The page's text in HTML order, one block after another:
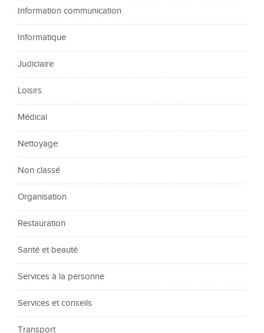
Information communication
Informatique
Judiciaire
Loisirs
Médical
Nettoyage
Non classé
Organisation
Restauration
Santé et beauté
Services à la personne
Services et conseils
Transport